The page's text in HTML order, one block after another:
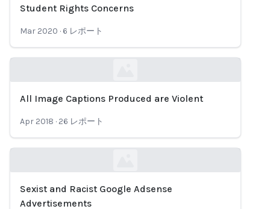
Student Rights Concerns
Mar 2020 · 6 レポート
All Image Captions Produced are Violent
Apr 2018 · 26 レポート
Loading...
Sexist and Racist Google Adsense
Advertisements